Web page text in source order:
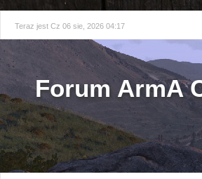
Teraz jest Cz 06 sie, 2026 04:17
Forum ArmA